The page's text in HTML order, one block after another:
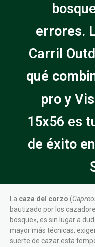
errores.
Carril
qué
pro y
15x56 es
de éxito
La caza del corzo (
bautizado por los
bosque», es sin lugar a
mayor más técnicas,
suerte de cazar esta